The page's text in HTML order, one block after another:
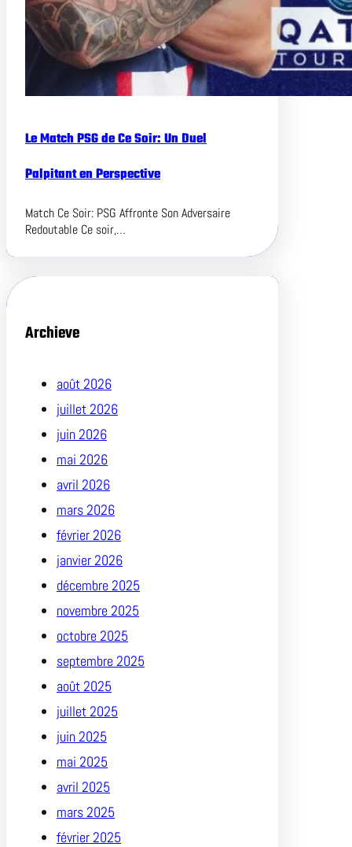
Le Match PSG de Ce Soir: Un Duel
Palpitant en Perspective
Match Ce Soir: PSG Affronte Son Adversaire
Redoutable Ce soir,…
Archieve
août 2026
juillet 2026
juin 2026
mai 2026
avril 2026
mars 2026
février 2026
janvier 2026
décembre 2025
novembre 2025
octobre 2025
septembre 2025
août 2025
juillet 2025
juin 2025
mai 2025
avril 2025
mars 2025
février 2025